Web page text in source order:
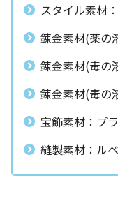
スタイル素材
錬金素材(薬の
錬金素材(毒の
錬金素材(毒の
宝飾素材：プ
縫製素材：ル